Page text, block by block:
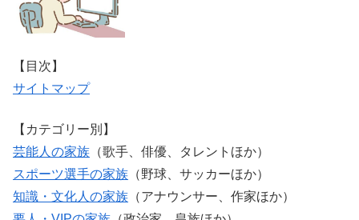
【目次】
サイトマップ
【カテゴリー別】
芸能人の家族 （歌手、俳優、タレントほか）
スポーツ選手の家族 （野球、サッカーほか）
知識・文化人の家族 （アナウンサー、作家ほか）